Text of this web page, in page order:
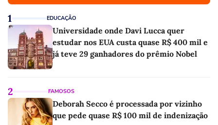
1 EDUCAÇÃO
Universidade onde Davi Lucca quer
estudar nos EUA custa quase R$ 400 mil e
já teve 29 ganhadores do prêmio Nobel
2 FAMOSOS
Deborah Secco é processada por vizinho
que pede quase R$ 100 mil de indenização